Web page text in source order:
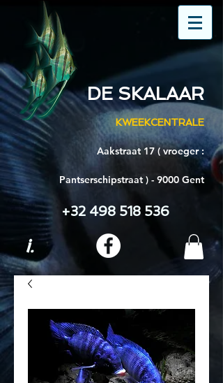
DE SKALAAR
KWEEKCENTRALE
Aakstraat 17 ( vroeger :
Pantserschipstraat ) - 9000 Gent
+32 498 518 536
i.